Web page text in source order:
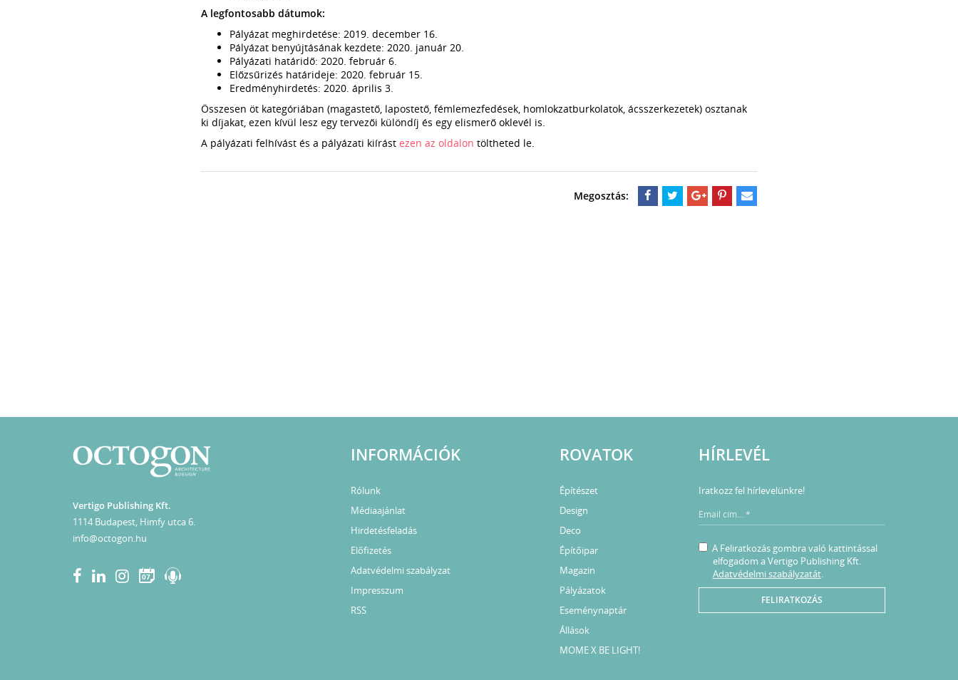
A legfontosabb dátumok:
Pályázat meghirdetése: 2019. december 16.
Pályázat benyújtásának kezdete: 2020. január 20.
Pályázati határidő: 2020. február 6.
Előzsűrizés határideje: 2020. február 15.
Eredményhirdetés: 2020. április 3.
Összesen öt kategóriában (magastető, lapostető, fémlemezfedések, homlokzatburkolatok, ácsszerkezetek) osztanak
ki díjakat, ezen kívül lesz egy tervezői különdíj és egy elismerő oklevél is.
A pályázati felhívást és a pályázati kiírást ezen az oldalon töltheted le.
Vertigo Publishing Kft.
1114 Budapest, Himfy utca 6.
info@octogon.hu
07
INFORMÁCIÓK
Rólunk
Médiaajánlat
Hirdetésfeladás
Előfizetés
Adatvédelmi szabályzat
Impresszum
RSS
ROVATOK
Építészet
Design
Deco
Építőipar
Magazin
Pályázatok
Eseménynaptár
Állások
MOME X BE LIGHT!
HÍRLEVÉL
Iratkozz fel hírlevelünkre!
A Feliratkozás gombra való kattintással
elfogadom a Vertigo Publishing Kft.
Adatvédelmi szabályzatát.
FELIRATKOZÁS